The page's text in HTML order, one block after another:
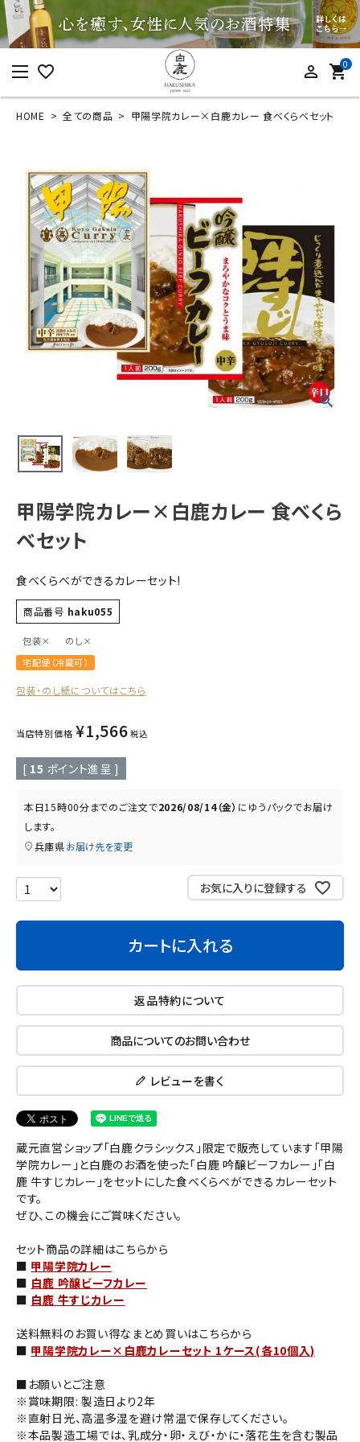
favorite_border person_outline 0
shopping_cart
ログイン 新規会員登録
甲陽学院カレー×白
鹿カレー 食べくらべ
セット
1,566(税込)
カテゴリーから探す
食品
酒器
キーワードから探す
ギフト
受賞酒
飲み比べ
HOME 全ての商品 甲陽学院カレー×白鹿カレー 食べくらべセット
甲陽学院カレー×白鹿カレー 食べくら
べセット
食べくらべができるカレーセット!
商品番号 haku055
包装×
のし×
宅配便（冷蔵可）
包装・のし紙についてはこちら
当店特別価格 ¥1,566 税込
[ 15 ポイント進呈 ]
本日15時00分までのご注文で2026/08/14（金） に ゆうパックでお届け
します。
兵庫県お届け先を変更
お気に入りに登録する
カートに入れる
返品特約について
商品についてのお問い合わせ
レビューを書く
蔵元直営ショップ「白鹿クラシックス」限定で販売しています「甲陽
学院カレー」と白鹿のお酒を使った「白鹿 吟醸ビーフカレー」「白
鹿 牛すじカレー」をセットにした食べくらべができるカレーセット
です。
ぜひ、この機会にご賞味ください。
セット商品の詳細はこちらから
■ 甲陽学院カレー
■ 白鹿 吟醸ビーフカレー
■ 白鹿 牛すじカレー
送料無料のお買い得なまとめ買いはこちらから
■ 甲陽学院カレー×白鹿カレーセット 1ケース(各10個入)
■お願いとご注意
※賞味期限: 製造日より2年
※直射日光、高温多湿を避け常温で保存してください。
※本品製造工場では、乳成分・卵・えび・かに・落花生を含む製品